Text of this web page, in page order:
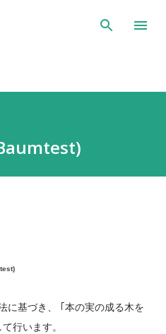
コンテンツに移動
に基づき、 ｢本の実の成る木を
行います。